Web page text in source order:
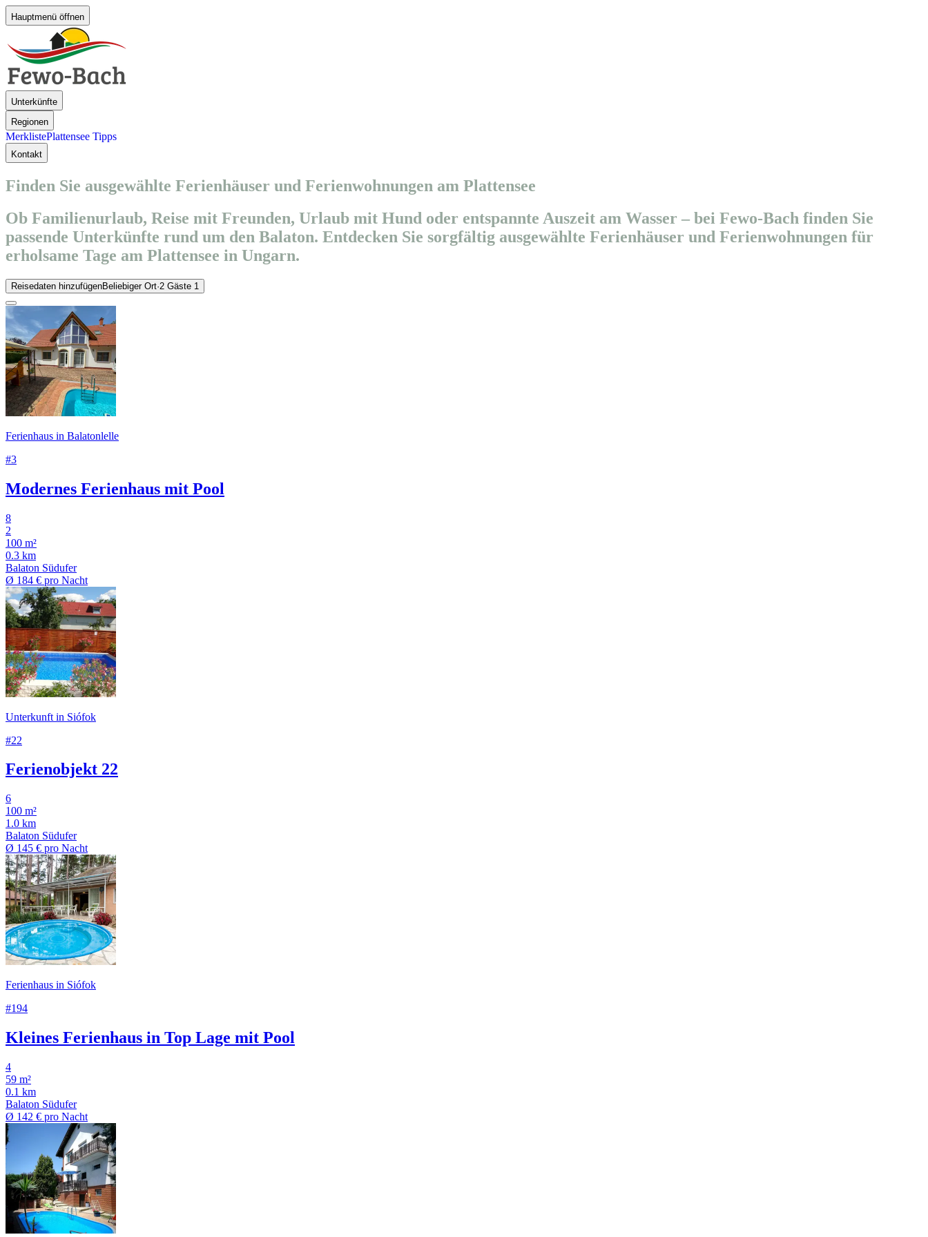
Hauptmenü öffnen
Unterkünfte
Regionen
MerklistePlattensee Tipps
Kontakt
Finden Sie ausgewählte Ferienhäuser und Ferienwohnungen am Plattensee
Ob Familienurlaub, Reise mit Freunden, Urlaub mit Hund oder entspannte Auszeit am Wasser – bei Fewo-Bach finden Sie
passende Unterkünfte rund um den Balaton. Entdecken Sie sorgfältig ausgewählte Ferienhäuser und Ferienwohnungen für
erholsame Tage am Plattensee in Ungarn.
Reisedaten hinzufügenBeliebiger Ort·2 Gäste 1
Ferienhaus in Balatonlelle
#3
Modernes Ferienhaus mit Pool
8
2
100 m²
0.3 km
Balaton Südufer
Ø 184 € pro Nacht
Unterkunft in Siófok
#22
Ferienobjekt 22
6
100 m²
1.0 km
Balaton Südufer
Ø 145 € pro Nacht
Ferienhaus in Siófok
#194
Kleines Ferienhaus in Top Lage mit Pool
4
59 m²
0.1 km
Balaton Südufer
Ø 142 € pro Nacht